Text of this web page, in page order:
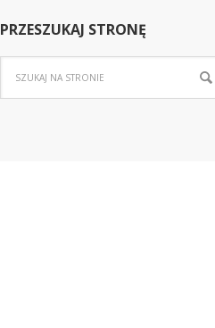
PRZESZUKAJ STRONĘ